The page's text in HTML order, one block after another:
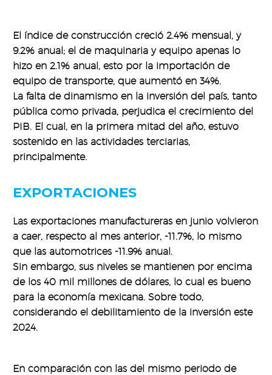
El índice de construcción creció 2.4% mensual, y
9.2% anual; el de maquinaria y equipo apenas lo
hizo en 2.1% anual, esto por la importación de
equipo de transporte, que aumentó en 34%.
La falta de dinamismo en la inversión del país, tanto
pública como privada, perjudica el crecimiento del
PIB. El cual, en la primera mitad del año, estuvo
sostenido en las actividades terciarias,
principalmente.
EXPORTACIONES
Las exportaciones manufactureras en junio volvieron
a caer, respecto al mes anterior, -11.7%, lo mismo
que las automotrices -11.9% anual.
Sin embargo, sus niveles se mantienen por encima
de los 40 mil millones de dólares, lo cual es bueno
para la economía mexicana. Sobre todo,
considerando el debilitamiento de la inversión este
2024.
En comparación con las del mismo periodo de